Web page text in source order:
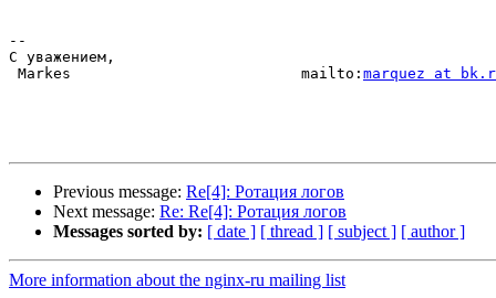
--
С уважением,
Markes                          mailto: marquez at
Previous message: Re[4]: Ротация логов
Next message: Re: Re[4]: Ротация логов
Messages sorted by: [ date ] [ thread ] [ subject ] [ author ]
More information about the nginx-ru mailing list